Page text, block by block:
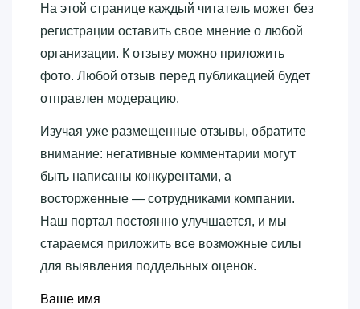
На этой странице каждый читатель может без
регистрации оставить свое мнение о любой
организации. К отзыву можно приложить
фото. Любой отзыв перед публикацией будет
отправлен модерацию.
Изучая уже размещенные отзывы, обратите
внимание: негативные комментарии могут
быть написаны конкурентами, а
восторженные — сотрудниками компании.
Наш портал постоянно улучшается, и мы
стараемся приложить все возможные силы
для выявления поддельных оценок.
Ваше имя